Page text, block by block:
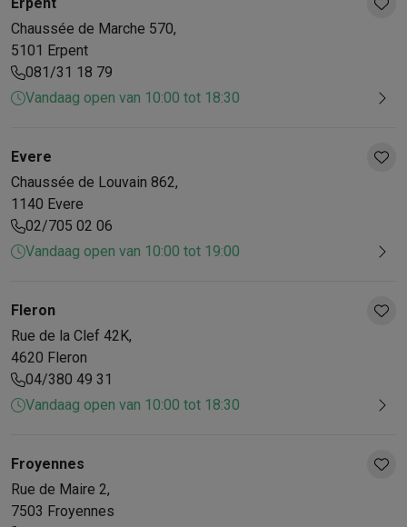
Chaussée de Marche 570,
5101 Erpent
081/31 18 79
Vandaag open van 10:00 tot 18:30
Evere
Chaussée de Louvain 862,
1140 Evere
02/705 02 06
Vandaag open van 10:00 tot 19:00
Fleron
Rue de la Clef 42K,
4620 Fleron
04/380 49 31
Vandaag open van 10:00 tot 18:30
Froyennes
Rue de Maire 2,
7503 Froyennes